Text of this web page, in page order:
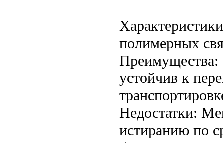
полимерных
Преимущества:
устойчив к
Недостатки:
истиранию по